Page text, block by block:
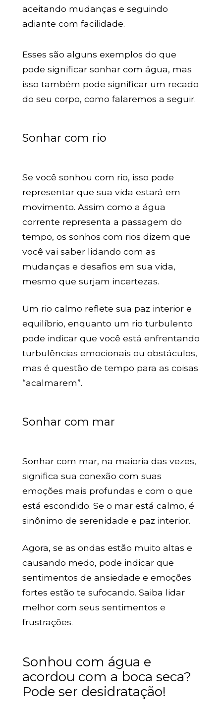
aceitando mudanças e seguindo
adiante com facilidade.
Esses são alguns exemplos do que
pode significar sonhar com água, mas
isso também pode significar um recado
do seu corpo, como falaremos a seguir.
Sonhar com rio
Se você sonhou com rio, isso pode
representar que sua vida estará em
movimento. Assim como a água
corrente representa a passagem do
tempo, os sonhos com rios dizem que
você vai saber lidando com as
mudanças e desafios em sua vida,
mesmo que surjam incertezas.
Um rio calmo reflete sua paz interior e
equilíbrio, enquanto um rio turbulento
pode indicar que você está enfrentando
turbulências emocionais ou obstáculos,
mas é questão de tempo para as coisas
“acalmarem”.
Sonhar com mar
Sonhar com mar, na maioria das vezes,
significa sua conexão com suas
emoções mais profundas e com o que
está escondido. Se o mar está calmo, é
sinônimo de serenidade e paz interior.
Agora, se as ondas estão muito altas e
causando medo, pode indicar que
sentimentos de ansiedade e emoções
fortes estão te sufocando. Saiba lidar
melhor com seus sentimentos e
frustrações.
Sonhou com água e
acordou com a boca seca?
Pode ser desidratação!